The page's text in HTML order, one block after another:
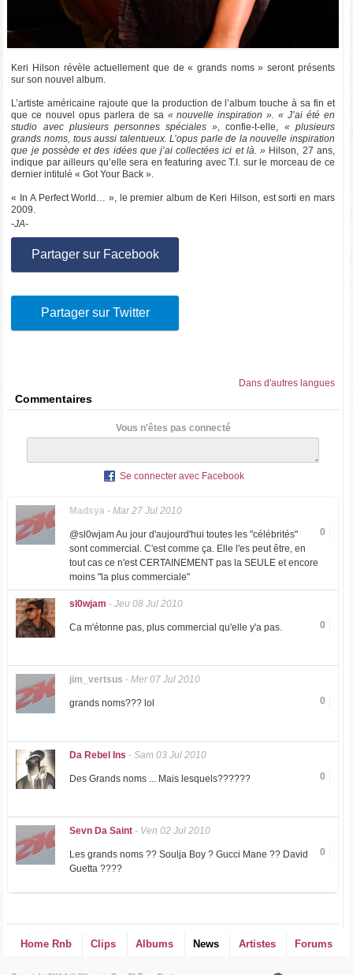
Keri Hilson révèle actuellement que de « grands noms » seront présents
sur son nouvel album.
L’artiste américaine rajoute que la production de l’album touche à sa fin et
que ce nouvel opus parlera de sa « nouvelle inspiration ». « J’ai été en
studio avec plusieurs personnes spéciales », confie-t-elle, « plusieurs
grands noms, tous aussi talentueux. L’opus parle de la nouvelle inspiration
que je possède et des idées que j’ai collectées ici et là. » Hilson, 27 ans,
indique par ailleurs qu’elle sera en featuring avec T.I. sur le morceau de ce
dernier intitulé « Got Your Back ».
« In A Perfect World… », le premier album de Keri Hilson, est sorti en mars
2009.
-JA-
Partager sur Facebook
Partager sur Twitter
Dans d'autres langues
Commentaires
Vous n'êtes pas connecté
Se connecter avec Facebook
Madsya - Mar 27 Jul 2010
0
@sl0wjam Au jour d'aujourd'hui toutes les "célébrités"
sont commercial. C'est comme ça. Elle l'es peut être, en
tout cas ce n'est CERTAINEMENT pas la SEULE et encore
moins "la plus commerciale"
sl0wjam - Jeu 08 Jul 2010
0
Ca m'étonne pas, plus commercial qu'elle y'a pas.
jim_vertsus - Mer 07 Jul 2010
0
grands noms??? lol
Da Rebel Ins - Sam 03 Jul 2010
0
Des Grands noms ... Mais lesquels??????
Sevn Da Saint- Ven 02 Jul 2010
0
Les grands noms ?? Soulja Boy ? Gucci Mane ?? David
Guetta ????
Home Rnb Clips Albums News Artistes Forums